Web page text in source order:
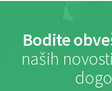
Bodite
naših